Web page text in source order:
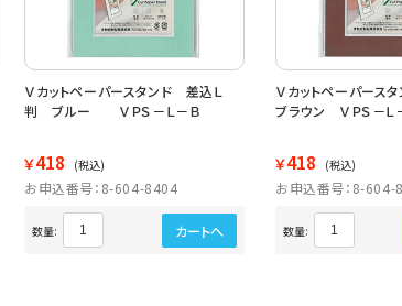
Ｖカットペーパースタンド 差込Ｌ
判 ブルー ＶＰＳ－Ｌ－Ｂ
￥418 (税込)
お申込番号：8-604-8404
数量: カートへ
Ｖカットペーパース
ブラウン ＶＰＳ－Ｌ
￥418 (税込)
お申込番号：8-604-
数量: